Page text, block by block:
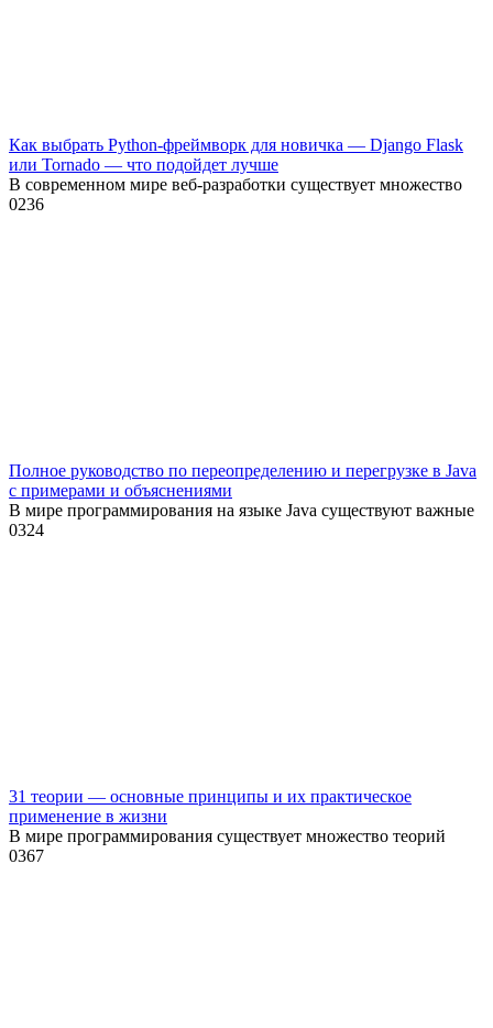
Как выбрать Python-фреймворк для новичка — Django Flask
или Tornado — что подойдет лучше
В современном мире веб-разработки существует множество
0236
Полное руководство по переопределению и перегрузке в Java
с примерами и объяснениями
В мире программирования на языке Java существуют важные
0324
31 теории — основные принципы и их практическое
применение в жизни
В мире программирования существует множество теорий
0367